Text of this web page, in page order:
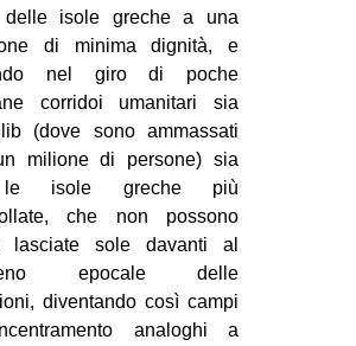
delle isole greche a una
di minima dignità, e
nel giro di poche
corridoi umanitari sia
(dove sono ammassati
milione di persone) sia
isole greche più
che non possono
lasciate sole davanti al
epocale delle
diventando così campi
analoghi a